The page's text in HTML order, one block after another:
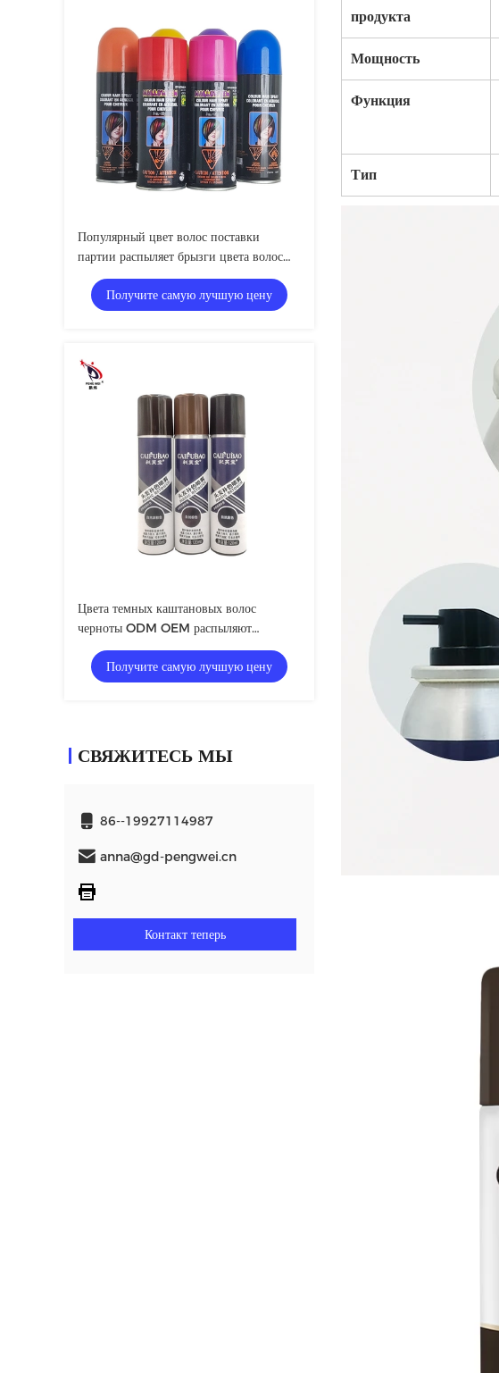
Популярный цвет волос поставки
партии распыляет брызги цвета волос
лака для волос черного цвета изменяя
временные
Получите самую лучшую цену
Цвета темных каштановых волос
черноты ODM OEM распыляют
временные брызги 40*140mm цвета
корня волос
Получите самую лучшую цену
СВЯЖИТЕСЬ МЫ
86--19927114987
anna@gd-pengwei.cn
Контакт теперь
продукта
Мощность
Функция
Тип